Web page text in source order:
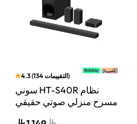
4.3(134التقييمات)
سوني HT-S40R نظام
مسرح منزلي صوتي حقيقي